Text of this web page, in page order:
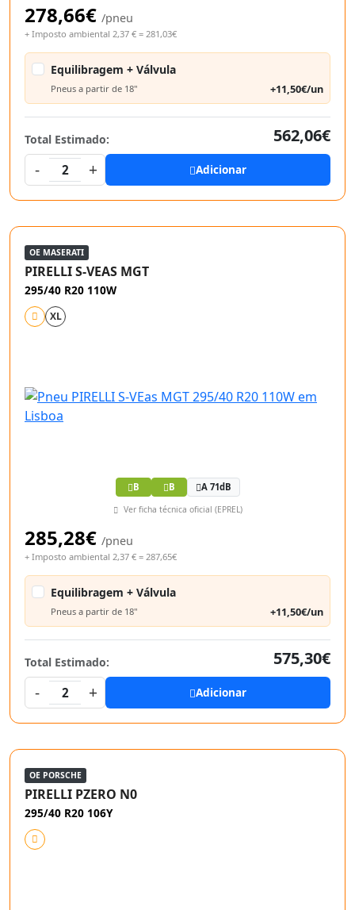
278,66€ /pneu
+ Imposto ambiental 2,37 € = 281,03€
Equilibragem + Válvula
Pneus a partir de 18" +11,50€/un
Total Estimado:
562,06€
-
2 + Adicionar
OE MASERATI
PIRELLI S-VEAS MGT
295/40 R20 110W
XL
B B A 71dB
Ver ficha técnica oficial (EPREL)
285,28€ /pneu
+ Imposto ambiental 2,37 € = 287,65€
Equilibragem + Válvula
Pneus a partir de 18" +11,50€/un
Total Estimado:
575,30€
-
2 + Adicionar
OE PORSCHE
PIRELLI PZERO N0
295/40 R20 106Y